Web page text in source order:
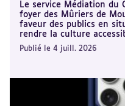
Le service Médiation du
foyer des Mûriers de
faveur des publics en
rendre la culture
Publié le 4 juill. 2026